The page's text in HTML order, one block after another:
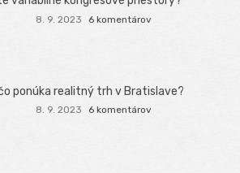
8. 9. 2023 6 komentárov
ponúka realitný trh v Bratislave?
8. 9. 2023 6 komentárov